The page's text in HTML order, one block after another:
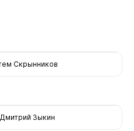
Скрынников
Дмитрий Зыкин